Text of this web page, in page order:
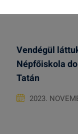
Vendégül
Népfőiskola
2023.